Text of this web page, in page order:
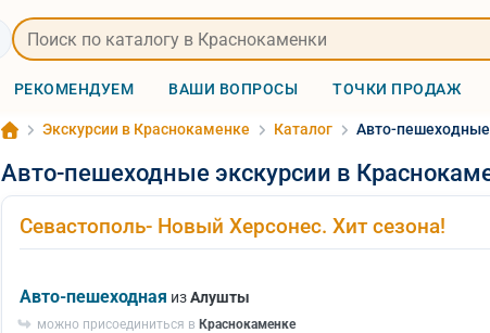
РЕКОМЕНДУЕМ ВАШИ ВОПРОСЫ ТОЧКИ ПРОДАЖ
Экскурсии в Краснокаменке Каталог Авто-пешеходные
Авто-пешеходные экскурсии в
Севастополь- Новый Херсонес. Хит сезона!
Авто-пешеходная изАлушты
можно присоединиться в Краснокаменке